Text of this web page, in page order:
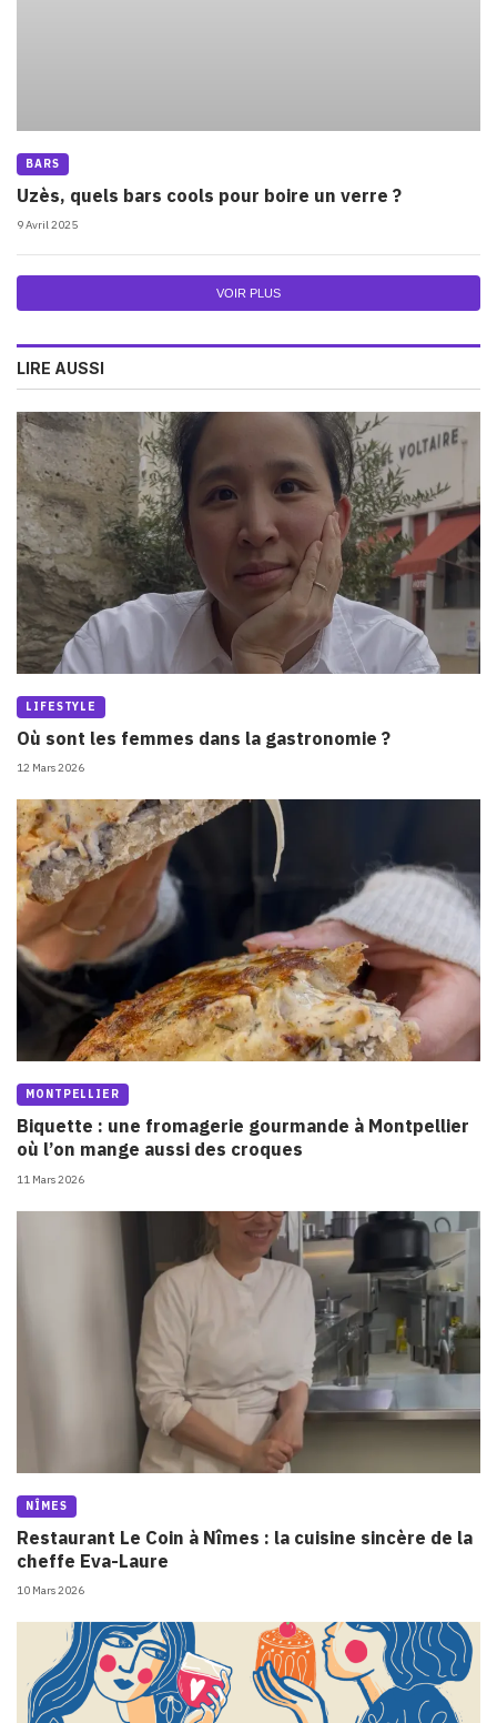
BARS
Uzès, quels bars cools pour boire un verre ?
9 Avril 2025
VOIR PLUS
LIRE AUSSI
LIFESTYLE
Où sont les femmes dans la gastronomie ?
12 Mars 2026
MONTPELLIER
Biquette : une fromagerie gourmande à Montpellier
où l’on mange aussi des croques
11 Mars 2026
NÎMES
Restaurant Le Coin à Nîmes : la cuisine sincère de la
cheffe Eva-Laure
10 Mars 2026